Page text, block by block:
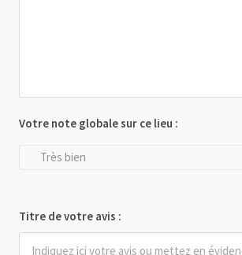
Votre note globale sur ce lieu :
Très bien
Titre de votre avis :